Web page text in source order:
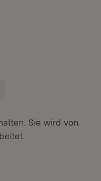
Sie wird von